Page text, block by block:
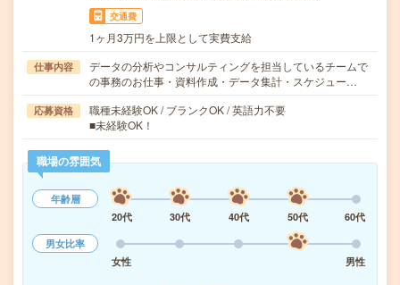
交通費
1ヶ月3万円を上限として実費支給
仕事内容
データの分析やコンサルティングを担当しているチームで
の事務のお仕事・資料作成・データ集計・スケジュー…
応募資格
職種未経験OK / ブランクOK / 英語力不要
■未経験OK！
職場の雰囲気
年齢層
20代
30代 40代 50代
60代
男女比率
女性
男性